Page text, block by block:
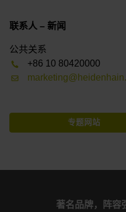
联系人 – 新闻
公共关系
+86 10 80420000
专题网站
著名品牌，阵容